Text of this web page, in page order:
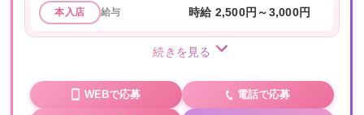
本入店 給与 時給 2,500円～3,000円
続きを見る
WEBで応募 電話で応募